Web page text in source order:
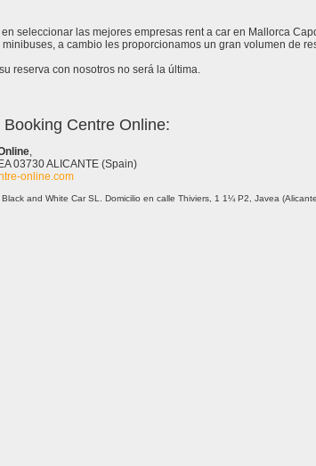
seleccionar las mejores empresas rent a car en Mallorca
a cambio les proporcionamos un gran volumen de
reserva con nosotros no será la última.
Centre Online:
,
03730 ALICANTE (Spain)
online.com
and White Car SL. Domicilio en calle Thiviers, 1 1¼ P2, Javea